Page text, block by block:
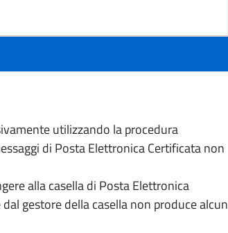
utilizzando la procedura
di Posta Elettronica Certificata non
alla casella di Posta Elettronica
gestore della casella non produce alcun